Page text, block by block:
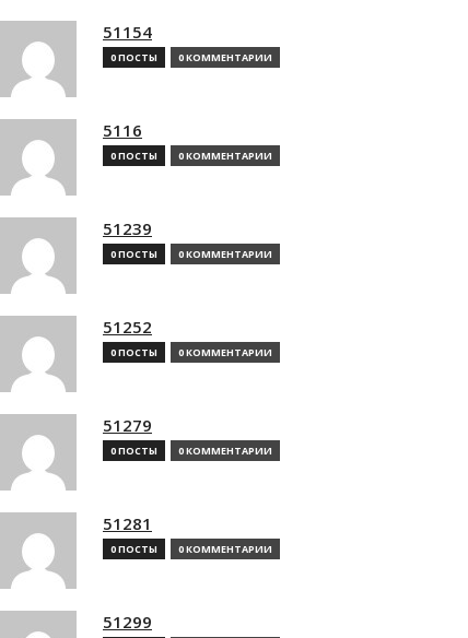
51154
0 ПОСТЫ 0 КОММЕНТАРИИ
5116
0 ПОСТЫ 0 КОММЕНТАРИИ
51239
0 ПОСТЫ 0 КОММЕНТАРИИ
51252
0 ПОСТЫ 0 КОММЕНТАРИИ
51279
0 ПОСТЫ 0 КОММЕНТАРИИ
51281
0 ПОСТЫ 0 КОММЕНТАРИИ
51299